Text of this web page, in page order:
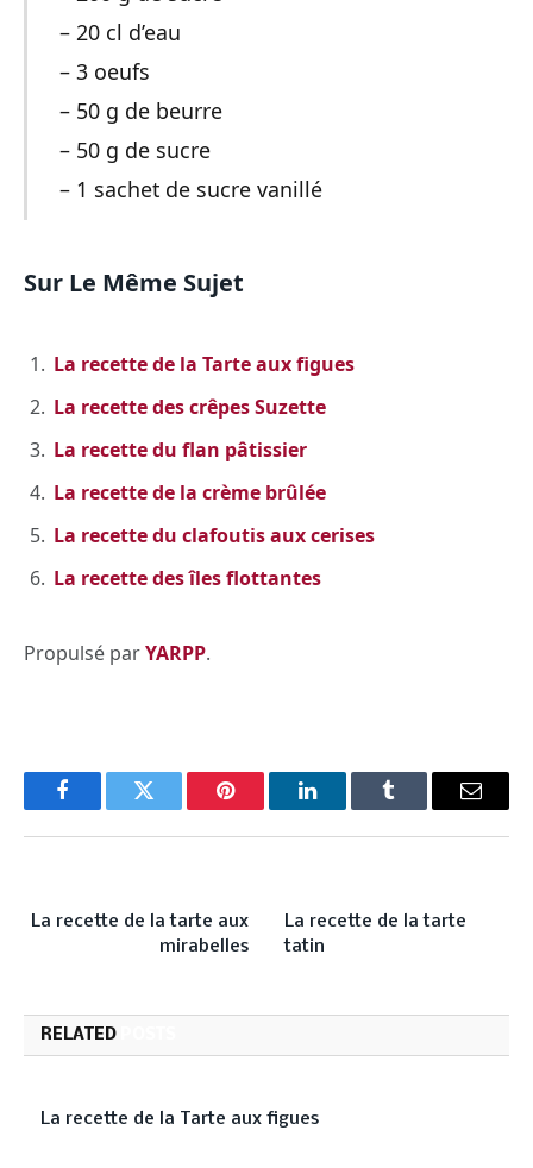
– 20 cl d’eau
– 3 oeufs
– 50 g de beurre
– 50 g de sucre
– 1 sachet de sucre vanillé
Sur Le Même Sujet
La recette de la Tarte aux figues
La recette des crêpes Suzette
La recette du flan pâtissier
La recette de la crème brûlée
La recette du clafoutis aux cerises
La recette des îles flottantes
Propulsé parYARPP.
FacebookTwitter Pinterest LinkedInTumblr Email
La recette de la tarte aux
mirabelles
La recette de la tarte
tatin
RELATED
La recette de la Tarte aux figues